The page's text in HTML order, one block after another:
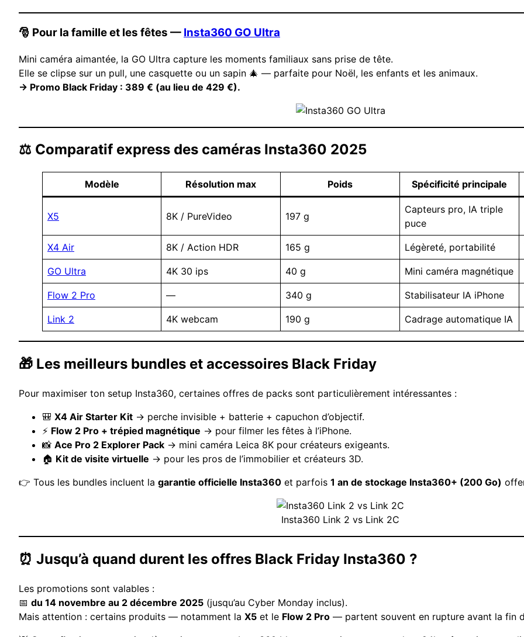
🎅 Pour la famille et les fêtes — Insta360 GO Ultra
Mini caméra aimantée, la GO Ultra capture les moments familiaux sans prise de tête.
Elle se clipse sur un pull, une casquette ou un sapin 🎄 — parfaite pour Noël, les enfants et les animaux.
→ Promo Black Friday : 389 € (au lieu de 429 €).
⚖️ Comparatif express des caméras Insta360 2025
Modèle Résolution max Poids Spécificité principale
X5 8K / PureVideo 197 g
Capteurs pro, IA triple
puce
X4 Air 8K / Action HDR 165 g Légèreté, portabilité
GO Ultra 4K 30 ips 40 g Mini caméra magnétique
Flow 2 Pro — 340 g Stabilisateur IA iPhone
Link 2 4K webcam 190 g Cadrage automatique IA
🎁 Les meilleurs bundles et accessoires Black Friday
Pour maximiser ton setup Insta360, certaines offres de packs sont particulièrement intéressantes :
🎒 X4 Air Starter Kit → perche invisible + batterie + capuchon d’objectif.
⚡ Flow 2 Pro + trépied magnétique → pour filmer les fêtes à l’iPhone.
📸 Ace Pro 2 Explorer Pack → mini caméra Leica 8K pour créateurs exigeants.
🏠 Kit de visite virtuelle → pour les pros de l’immobilier et créateurs 3D.
👉 Tous les bundles incluent la garantie officielle Insta360 et parfois 1 an de stockage Insta360+ (200 Go)
Insta360 Link 2 vs Link 2C
⏰ Jusqu’à quand durent les offres Black Friday Insta360 ?
Les promotions sont valables :
📅 du 14 novembre au 2 décembre 2025 (jusqu’au Cyber Monday inclus).
Mais attention : certains produits — notamment la X5 et le Flow 2 Pro — partent souvent en rupture avant la fin